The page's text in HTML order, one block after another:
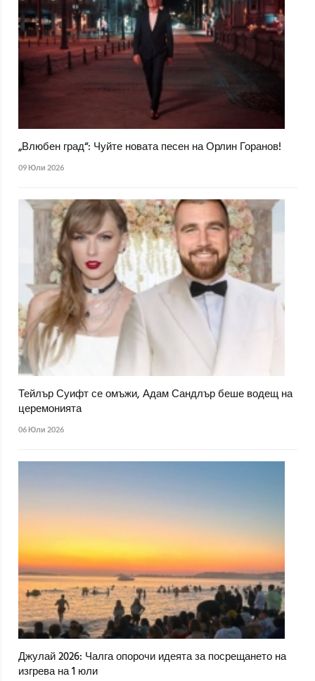
„Влюбен град“: Чуйте новата песен на Орлин Горанов!
09 Юли 2026
Тейлър Суифт се омъжи, Адам Сандлър беше водещ на
церемонията
06 Юли 2026
Джулай 2026: Чалга опорочи идеята за посрещането на
изгрева на 1 юли